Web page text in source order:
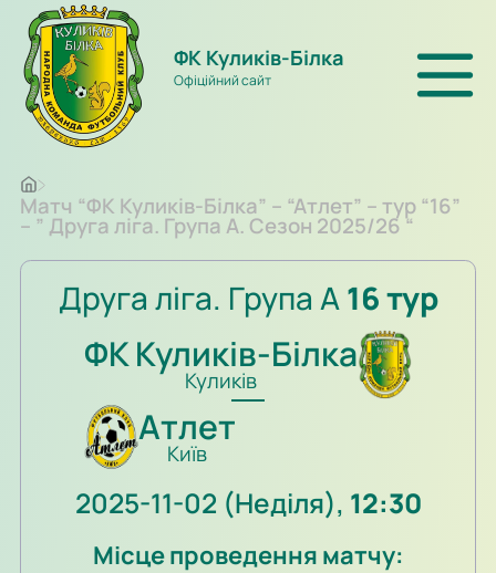
ФК Куликів-Білка
Офіційний сайт
Матч “ФК Куликів-Білка” – “Атлет” – тур “16”
– ” Друга ліга. Група А. Сезон 2025/26 “
Друга ліга. Група А16 тур
ФК Куликів-Білка
Куликів
Атлет
Київ
2025-11-02 (Неділя), 12:30
Місце проведення матчу: